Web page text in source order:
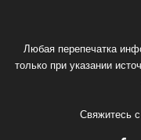
Любая перепечатка
только при указании
Свяжитесь